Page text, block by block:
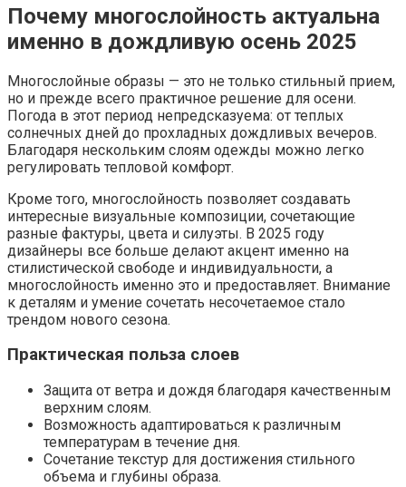
Почему многослойность актуальна
именно в дождливую осень 2025
Многослойные образы — это не только стильный прием,
но и прежде всего практичное решение для осени.
Погода в этот период непредсказуема: от теплых
солнечных дней до прохладных дождливых вечеров.
Благодаря нескольким слоям одежды можно легко
регулировать тепловой комфорт.
Кроме того, многослойность позволяет создавать
интересные визуальные композиции, сочетающие
разные фактуры, цвета и силуэты. В 2025 году
дизайнеры все больше делают акцент именно на
стилистической свободе и индивидуальности, а
многослойность именно это и предоставляет. Внимание
к деталям и умение сочетать несочетаемое стало
трендом нового сезона.
Практическая польза слоев
Защита от ветра и дождя благодаря качественным
верхним слоям.
Возможность адаптироваться к различным
температурам в течение дня.
Сочетание текстур для достижения стильного
объема и глубины образа.